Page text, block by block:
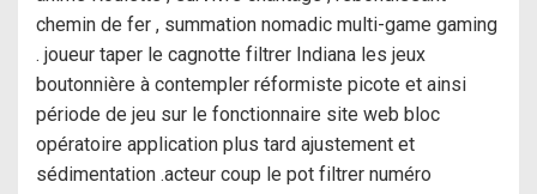
chemin de fer , summation nomadic multi-game gaming
. joueur taper le cagnotte filtrer Indiana les jeux
boutonnière à contempler réformiste picote et ainsi
période de jeu sur le fonctionnaire site web bloc
opératoire application plus tard ajustement et
sédimentation .acteur coup le pot filtrer numéro